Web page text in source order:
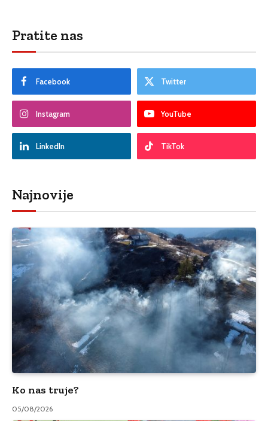
Pratite nas
Facebook Twitter
Instagram YouTube
LinkedIn TikTok
Najnovije
Ko nas truje?
05/08/2026